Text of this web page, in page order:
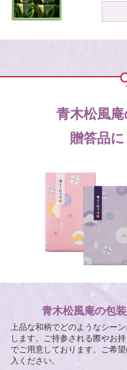
青木松風庵
贈答品
青木松風庵の包
上品な和柄でどのようなシー
します。ご持参される際やお
でご用意しております。ご希
入ください。